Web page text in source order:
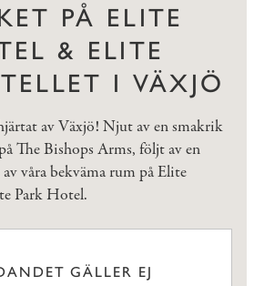
PÅ ELITE
& ELITE
I VÄXJÖ
av Växjö! Njut av en smakrik
The Bishops Arms, följt av en
våra bekväma rum på Elite
Park Hotel.
GÄLLER EJ